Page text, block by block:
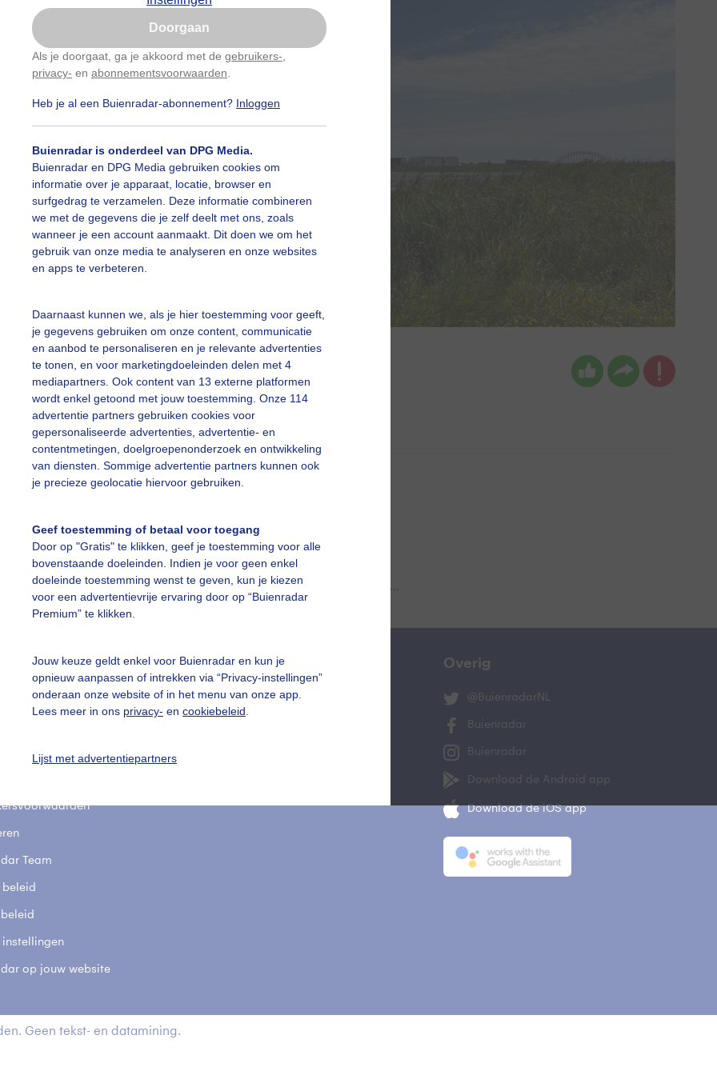
Doorgaan
Als je doorgaat, ga je akkoord met de gebruikers-
privacy- en abonnementsvoorwaarden
Heb je al een Buienradar-abonnement? Inloggen
Buienradar is onderdeel van DPG Media.
Buienradar en DPG Media gebruiken cookies om
informatie over je apparaat, locatie, browser en
surfgedrag te verzamelen. Deze informatie combineren
we met de gegevens die je zelf deelt met ons, zoals
wanneer je een account aanmaakt. Dit doen we om het
gebruik van onze media te analyseren en onze websites
en apps te verbeteren.
Daarnaast kunnen we, als je hier toestemming voor geeft,
je gegevens gebruiken om onze content, communicatie
en aanbod te personaliseren en je relevante advertenties
te tonen, en voor marketingdoeleinden delen met 4
mediapartners. Ook content van 13 externe platformen
wordt enkel getoond met jouw toestemming. Onze 114
advertentie partners gebruiken cookies voor
gepersonaliseerde advertenties, advertentie- en
contentmetingen, doelgroepenonderzoek en ontwikkeling
van diensten. Sommige advertentie partners kunnen ook
je precieze geolocatie hiervoor gebruiken.
Geef toestemming of betaal voor toegang
Door op "Gratis" te klikken, geef je toestemming voor alle
bovenstaande doeleinden. Indien je voor geen enkel
doeleinde toestemming wenst te geven, kun je kiezen
voor een advertentievrije ervaring door op “Buienradar
Premium” te klikken.
Jouw keuze geldt enkel voor Buienradar en kun je
opnieuw aanpassen of intrekken via “Privacy-instellingen”
onderaan onze website of in het menu van onze app.
Lees meer in ons privacy- en cookiebeleid
Lijst met advertentiepartners
vogels bij laagwater
Maddy Koster Gemaakt: 16-08-2023, 182x bekeken
Brugoverdenoord Wolken
slideshow
Een moment geduld aub...
vragen
Team
beleid
instellingen
op jouw website
Mijn weer
De Bilt
Overig
@BuienradarNL
Buienradar
Buienradar
Download de Android app
Download de iOS app
Geen tekst- en datamining.
Nu niet, misschien later
Gebruik je Safari en wil je niet elke dag deze pop-up
Klikhierom dit aan te passen